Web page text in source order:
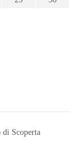
Scoperta